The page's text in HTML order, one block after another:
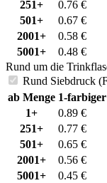
251+
0.76 €
501+
0.67 €
2001+
0.58 €
5001+
0.48 €
Rund um die
Rund Siebdruck
ab Menge 1-
1+
0.89 €
251+
0.77 €
501+
0.65 €
2001+
0.56 €
5001+
0.45 €